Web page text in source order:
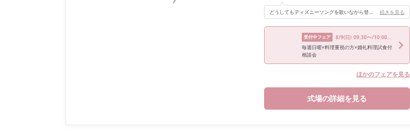
どうしてもディズニーソングを歌いながら登場したかったので、カラオケ機材があるところが私の中では必須条件でした！！ スクリーンにLIVE配信の様子も映せて、リアルタイムでフォロワーさんからのコメントをみることもできました！💖 その場で白無垢から、色打掛に早着替えもしています‎🤍 続きを見る
受付中フェア 8/9(日) 09:30〜/10:00〜/13:30〜
毎週日曜×料理重視の方×婚礼料理試食付
相談会
ほかのフェアを見る
式場の詳細を見る